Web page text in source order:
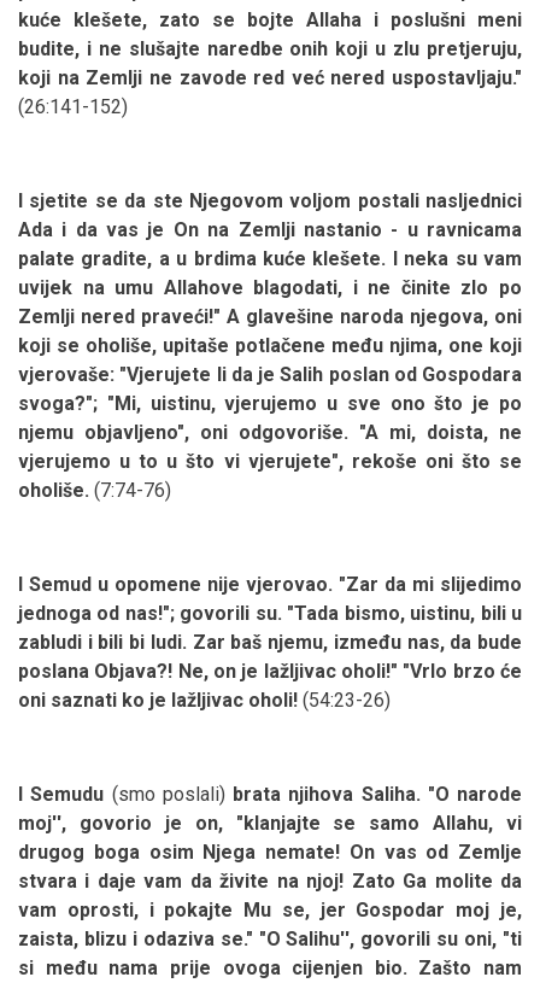
kuće klešete, zato se bojte Allaha i poslušni meni
budite, i ne slušajte naredbe onih koji u zlu pretjeruju,
koji na Zemlji ne zavode red već nered uspostavljaju."
(26:141-152)
I sjetite se da ste Njegovom voljom postali nasljednici
Ada i da vas je On na Zemlji nastanio - u ravnicama
palate gradite, a u brdima kuće klešete. I neka su vam
uvijek na umu Allahove blagodati, i ne činite zlo po
Zemlji nered praveći!" A glavešine naroda njegova, oni
koji se oholiše, upitaše potlačene među njima, one koji
vjerovaše: "Vjerujete li da je Salih poslan od Gospodara
svoga?"; "Mi, uistinu, vjerujemo u sve ono što je po
njemu objavljeno", oni odgovoriše. "A mi, doista, ne
vjerujemo u to u što vi vjerujete", rekoše oni što se
oholiše. (7:74-76)
I Semud u opomene nije vjerovao. "Zar da mi slijedimo
jednoga od nas!"; govorili su. "Tada bismo, uistinu, bili u
zabludi i bili bi ludi. Zar baš njemu, između nas, da bude
poslana Objava?! Ne, on je lažljivac oholi!" "Vrlo brzo će
oni saznati ko je lažljivac oholi! (54:23-26)
I Semudu (smo poslali) brata njihova Saliha. "O narode
moj'', govorio je on, "klanjajte se samo Allahu, vi
drugog boga osim Njega nemate! On vas od Zemlje
stvara i daje vam da živite na njoj! Zato Ga molite da
vam oprosti, i pokajte Mu se, jer Gospodar moj je,
zaista, blizu i odaziva se." "O Salihu'', govorili su oni, "ti
si među nama prije ovoga cijenjen bio. Zašto nam